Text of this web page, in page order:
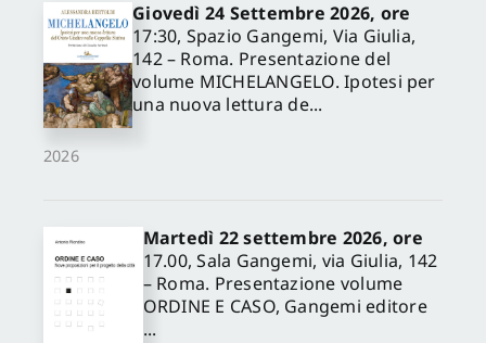
2026
Giovedì 24 Settembre 2026, ore
17:30, Spazio Gangemi, Via Giulia,
142 – Roma. Presentazione del
volume MICHELANGELO. Ipotesi per
una nuova lettura de...
Martedì 22 settembre 2026, ore
17.00, Sala Gangemi, via Giulia, 142
– Roma. Presentazione volume
ORDINE E CASO, Gangemi editore
...